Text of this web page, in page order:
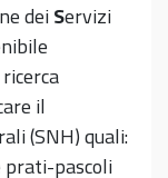
deiServizi
il
(SNH) quali:
prati-pascoli